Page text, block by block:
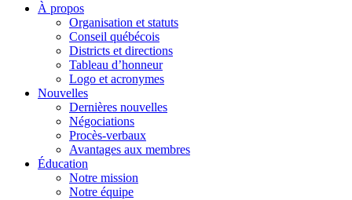
À propos
Organisation et statuts
Conseil québécois
Districts et directions
Tableau d’honneur
Logo et acronymes
Nouvelles
Dernières nouvelles
Négociations
Procès-verbaux
Avantages aux membres
Éducation
Notre mission
Notre équipe